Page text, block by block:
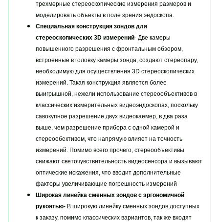
трехмерные стереоскопические измерения размеров и
моделировать объекты в поле зрения эндоскопа.
Специальная конструкция зондов для
стереоскопических 3D измерений- Две камеры
повышенного разрешения с фронтальным обзором,
встроенные в головку камеры зонда, создают стереопару,
необходимую для осуществления 3D стереоскопических
измерений. Такая конструкция является более
выигрышной, нежели использование стереообъективов в
классических измерительных видеоэндоскопах, поскольку
савокупное разрешение двух видеокаемер, в два раза
выше, чем разрешение прибора с одной камерой и
стереообективом, что напрямую влияет на точность
измерений. Помимо всего прочего, стереообъективы
снижают светочувствительность видеосенсора и вызывают
оптические искажения, что вводит дополнительные
факторы увеличивающие погрешность измерений
Широкая линейка сменных зондов с эргономичной
рукоятью- В широкую линейку сменных зондов доступных
к заказу, помимо классических вариантов, так же входят